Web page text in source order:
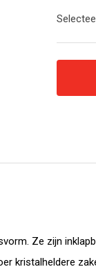
Ze zijn
kristalheldere